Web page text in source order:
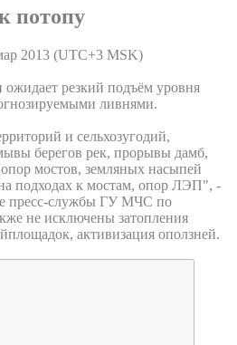
потопу
2013 (UTC+3 MSK)
резкий подъём уровня
ливнями.
и сельхозугодий,
берегов рек, прорывы дамб,
мостов, земляных насыпей
подходах к мостам, опор ЛЭП", -
пресс-службы ГУ МЧС по
не исключены затопления
активизация оползней.